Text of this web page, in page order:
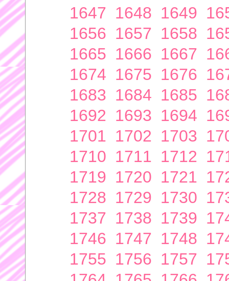
1647 1648 1649
1656 1657 1658
1665 1666 1667
1674 1675 1676
1683 1684 1685
1692 1693 1694
1701 1702 1703
1710 1711 1712
1719 1720 1721
1728 1729 1730
1737 1738 1739
1746 1747 1748
1755 1756 1757